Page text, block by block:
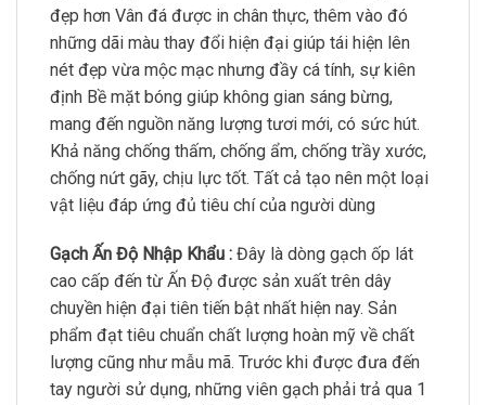
đẹp hơn Vân đá được in chân thực, thêm vào đó
những dãi màu thay đổi hiện đại giúp tái hiện lên
nét đẹp vừa mộc mạc nhưng đầy cá tính, sự kiên
định Bề mặt bóng giúp không gian sáng bừng,
mang đến nguồn năng lượng tươi mới, có sức hút.
Khả năng chống thấm, chống ẩm, chống trầy xước,
chống nứt gãy, chịu lực tốt. Tất cả tạo nên một loại
vật liệu đáp ứng đủ tiêu chí của người dùng
Gạch Ấn Độ Nhập Khẩu : Đây là dòng gạch ốp lát
cao cấp đến từ Ấn Độ được sản xuất trên dây
chuyền hiện đại tiên tiến bật nhất hiện nay. Sản
phẩm đạt tiêu chuẩn chất lượng hoàn mỹ về chất
lượng cũng như mẫu mã. Trước khi được đưa đến
tay người sử dụng, những viên gạch phải trả qua 1